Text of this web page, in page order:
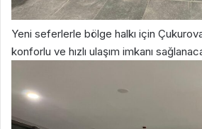
Yeni seferlerle bölge halkı için
konforlu ve hızlı ulaşım imkanı